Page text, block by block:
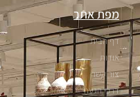
מפת אתר
דף הבית
אודות
צור קשר
דרכי הגעה